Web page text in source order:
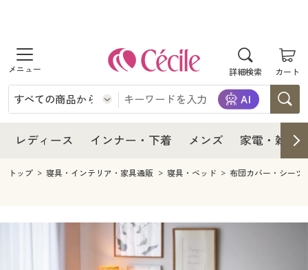
詳細検索 カート
商品を探す
レディース
レディースファッション
インナー・下着
インナー・下着通販すべて
メンズ
寝具・インテリア・家具
レディース インナー・下着 メンズ 家電・雑貨
レディース
レディース通販すべて
レディースファッション
インナー・下着
インナー・下着通販すべて
ジュニア・ティーンズ下着
メンズ
メンズ下着
寝具・インテリア・家具通販すべて
美容・健康
トップ 寝具・インテリア・家具通販 寝具・ベッド 布団カバー・シーツ